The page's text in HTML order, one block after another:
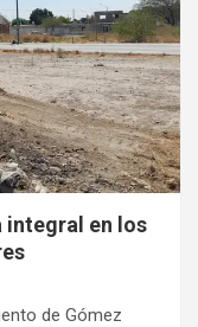
en los
de Gómez